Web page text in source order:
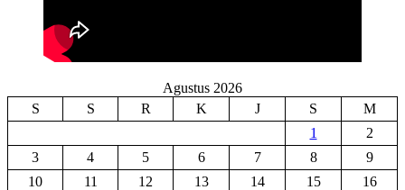
Agustus 2026
S
S R K J S
M
1
2
3
4 5 6 7 8
9
10
11 12 13 14 15
16